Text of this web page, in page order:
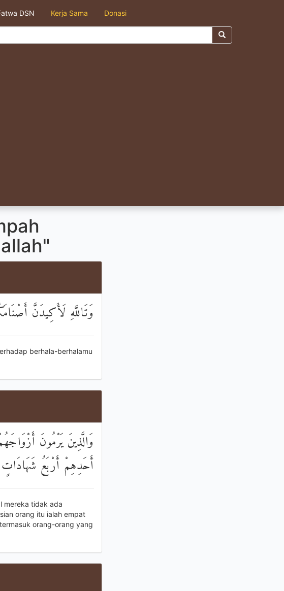
DSN Kerja Sama Donasi
وَتَاللَّهِ لَأَكِيدَنَّ
berhala-berhalamu
وَالَّذِينَ يَرْمُونَ
أَحَدِهِمْ أَرْبَعُ شَهَادَاتٍ
mereka tidak ada
orang itu ialah empat
orang-orang yang